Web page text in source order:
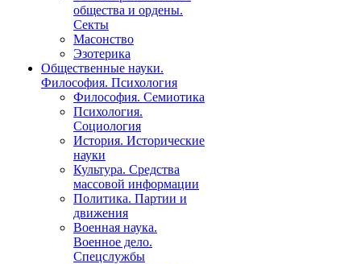
общества и ордены.
Секты
Масонство
Эзотерика
Общественные науки.
Философия. Психология
Философия. Семиотика
Психология.
Социология
История. Исторические
науки
Культура. Средства
массовой информации
Политика. Партии и
движения
Военная наука.
Военное дело.
Спецслужбы